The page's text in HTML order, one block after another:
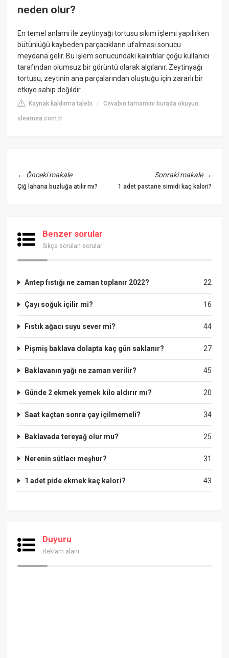
neden olur?
En temel anlamı ile zeytinyağı tortusu sıkım işlemi yapılırken
bütünlüğü kaybeden parçacıkların ufalması sonucu
meydana gelir. Bu işlem sonucundaki kalıntılar çoğu kullanıcı
tarafından olumsuz bir görüntü olarak algılanır. Zeytinyağı
tortusu, zeytinin ana parçalarından oluştuğu için zararlı bir
etkiye sahip değildir.
Kaynak kaldırma talebi |Cevabın tamamını burada okuyun:
oleamea.com.tr
← Önceki makale
Çiğ lahana buzluğa atılır mı?
Sonraki makale→
1 adet pastane simidi kaç kalori?
Benzer sorular
Sıkça sorulan sorular
22
Antep fıstığı ne zaman toplanır 2022?
16
Çayı soğuk içilir mi?
44
Fıstık ağacı suyu sever mi?
27
Pişmiş baklava dolapta kaç gün saklanır?
45
Baklavanın yağı ne zaman verilir?
20
Günde 2 ekmek yemek kilo aldırır mı?
34
Saat kaçtan sonra çay içilmemeli?
25
Baklavada tereyağ olur mu?
31
Nerenin sütlacı meşhur?
43
1 adet pide ekmek kaç kalori?
Duyuru
Reklam alanı